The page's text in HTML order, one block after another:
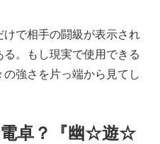
で相手の闘級が表示され
。もし現実で使用できる
強さを片っ端から見てし
卓？『幽☆遊☆